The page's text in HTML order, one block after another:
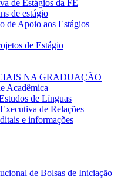
de Estágios da FE
de estágio
de Apoio aos Estágios
de Estágio
NA GRADUAÇÃO
Acadêmica
de Línguas
de Relações
e informações
de Bolsas de Iniciação